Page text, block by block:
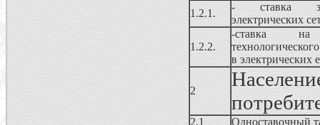
1.2.1.
- ставка за
электрических
1.2.2.
-ставка
в электрических
2
2,1 Одноставочный